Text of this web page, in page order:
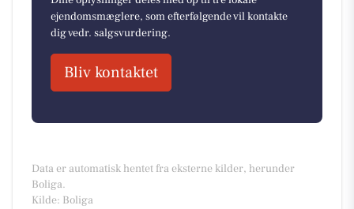
ejendomsmæglere, som efterfølgende vil kontakte
dig vedr. salgsvurdering.
Bliv kontaktet
Data er automatisk hentet fra eksterne kilder, herunder
Boliga.
Kilde: Boliga